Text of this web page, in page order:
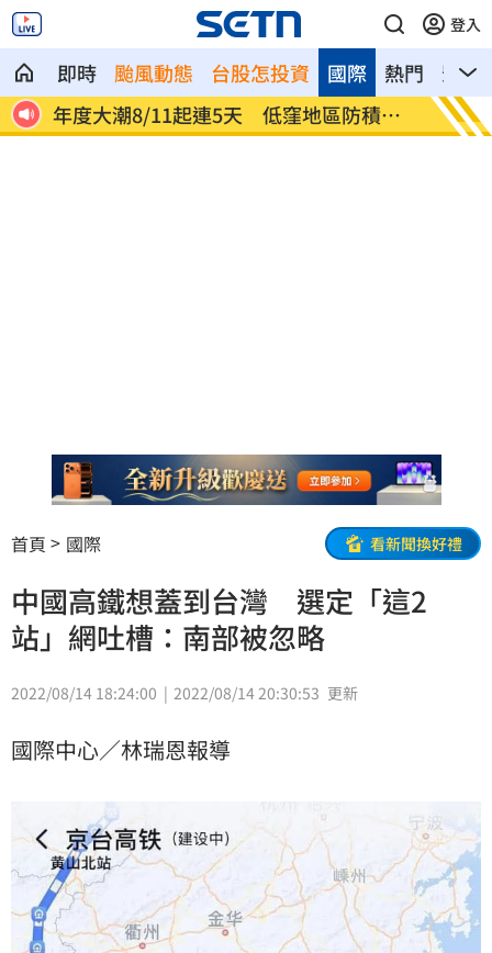
登入
即時 颱風動態 台股怎投資 熱門 影音
國際
年度大潮8/11起連5天 低窪地區防積淹
水
燒臘
首頁 國際 看新聞換好禮
中國高鐵想蓋到台灣 選定「這2
站」網吐槽：南部被忽略
2022/08/14 18:24:00 2022/08/14 20:30:53 更新
國際中心／林瑞恩報導